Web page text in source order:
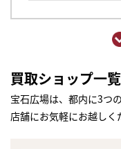
買取ショップ一覧
宝石広場は、都内に3つ
店舗にお気軽にお越しく